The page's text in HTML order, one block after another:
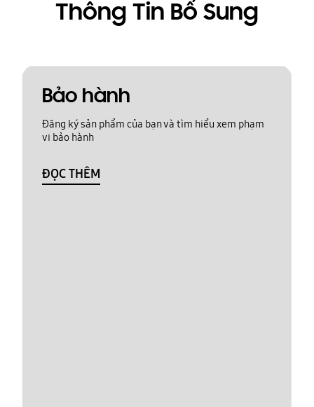
Thông Tin Bổ Sung
Bảo hành
Đăng ký sản phẩm của bạn và tìm hiểu xem phạm
vi bảo hành
ĐỌC THÊM